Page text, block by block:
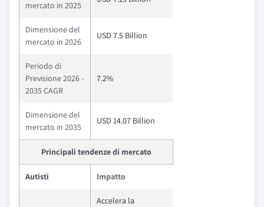
mercato in 2025
Dimensione del
mercato in 2026
USD 7.5 Billion
Periodo di
Previsione 2026 -
2035 CAGR
7.2%
Dimensione del
mercato in 2035
USD 14.07 Billion
Principali tendenze di mercato
Autisti Impatto
Accelera la